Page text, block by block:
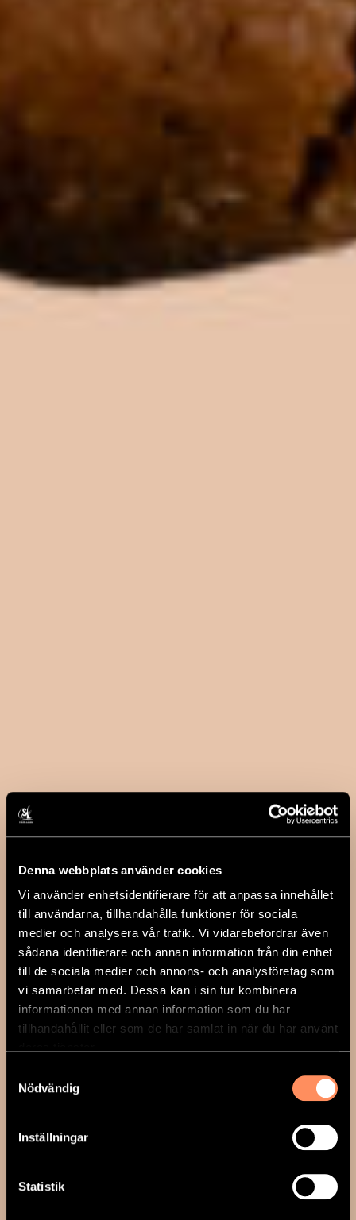
Denna webbplats använder cookies
Vi använder enhetsidentifierare för att anpassa innehållet
till användarna, tillhandahålla funktioner för sociala
medier och analysera vår trafik. Vi vidarebefordrar även
sådana identifierare och annan information från din enhet
till de sociala medier och annons- och analysföretag som
vi samarbetar med. Dessa kan i sin tur kombinera
informationen med annan information som du har
tillhandahållit eller som de har samlat in när du har använt
Nödvändig
Inställningar
StatistikMOCCAKAKA